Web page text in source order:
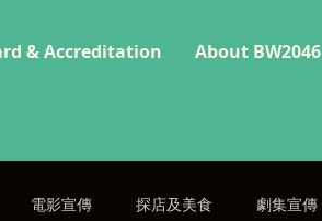
& Accreditation About BW2046
電影宣傳 探店及美食 劇集宣傳